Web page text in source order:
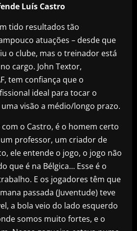
Luís Castro
tido resultados tão
atuações – desde que
o clube, mas o treinador está
cargo. John Textor,
tem confiança que o
ideal para tocar o
visão a médio/longo prazo.
o Castro, é o homem certo
professor, um criador de
ele entende o jogo, o jogo não
que é na Bélgica… Esse é o
E os jogadores têm que
passada (Juventude) teve
a bola veio do lado esquerdo
somos muito fortes, e o